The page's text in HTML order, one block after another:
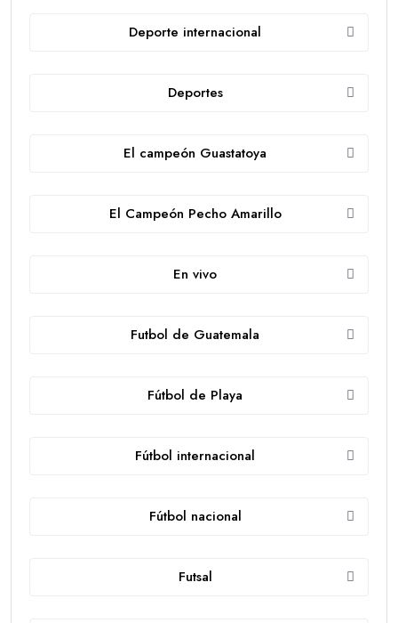
Deporte internacional
Deportes
El campeón Guastatoya
El Campeón Pecho Amarillo
En vivo
Futbol de Guatemala
Fútbol de Playa
Fútbol internacional
Fútbol nacional
Futsal